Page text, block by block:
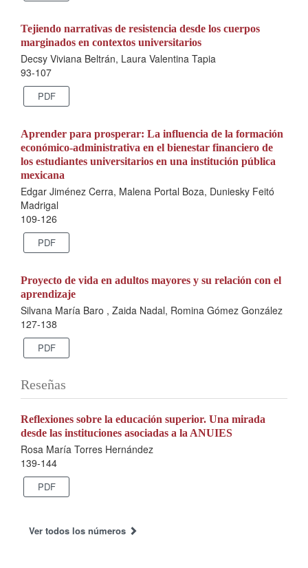
Tejiendo narrativas de resistencia desde los cuerpos
marginados en contextos universitarios
Decsy Viviana Beltrán, Laura Valentina Tapia
93-107
PDF
Aprender para prosperar: La influencia de la formación
económico-administrativa en el bienestar financiero de
los estudiantes universitarios en una institución pública
mexicana
Edgar Jiménez Cerra, Malena Portal Boza, Duniesky Feitó
Madrigal
109-126
PDF
Proyecto de vida en adultos mayores y su relación con el
aprendizaje
Silvana María Baro , Zaida Nadal, Romina Gómez González
127-138
PDF
Reseñas
Reflexiones sobre la educación superior. Una mirada
desde las instituciones asociadas a la ANUIES
Rosa María Torres Hernández
139-144
PDF
Ver todos los números